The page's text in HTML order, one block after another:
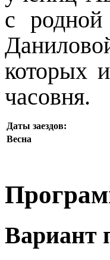
с
которых
часовня.
Даты заездов:
Весна
Вариант